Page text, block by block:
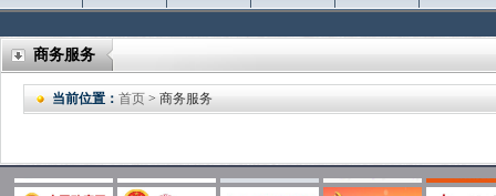
商务服务
当前位置： 首页 > 商务服务